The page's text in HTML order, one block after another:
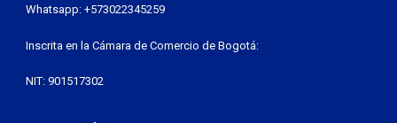
Whatsapp: +573022345259
Inscrita en la Cámara de Comercio de Bogotá:
NIT: 901517302